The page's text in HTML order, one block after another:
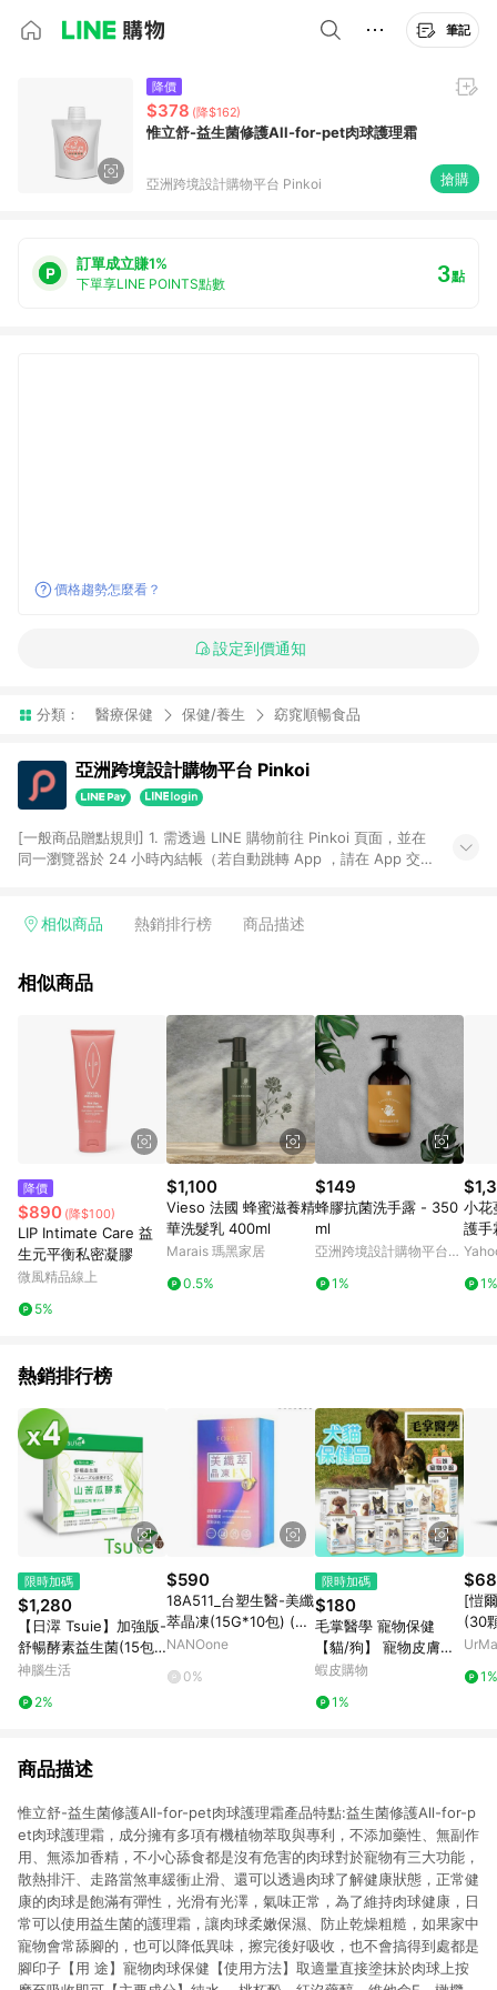
筆記
降價
$378 (降$162)
惟立舒-益生菌修護All-for-pet肉球護理霜
亞洲跨境設計購物平台 Pinkoi 搶購
訂單成立賺1%
下單享LINE POINTS點數 3點
價格趨勢怎麼看？
設定到價通知
分類： 醫療保健 保健/養生 窈窕順暢食品
亞洲跨境設計購物平台 Pinkoi
[一般商品贈點規則] 1. 需透過 LINE 購物前往 Pinkoi 頁面，並在
同一瀏覽器於 24 小時內結帳（若自動跳轉 App ，請在 App 交
回饋訂單不得享有 Pinkoi 站方優惠，例如首購優惠，P coins，
行為，不具贈點資格，部分退款不在此限。 6. APP 請更新至
貨後 45 天後發送。 8. 群眾募資商品，禮物卡，開館保證金，補
運費，攤位費等不具贈點資格。 9. LINE 購物站上之商品規格、
顏色、價位、贈品如與 Pinkoi 商品資訊頁及購物車不符，以
Pinkoi 購物商品資訊頁及購物車標示為準。 10. 點數紅包使用規
則請以點數紅包活動說明為準。 11. 若於 LINE 購物前往 Pinkoi
頁面後才首次下載 Pinkoi APP 並完成訂單，不符合導購資格；承
上，首次下載 Pinkoi APP 後，需透過 LINE 購物前往 Pinkoi 頁
相似商品 熱銷排行榜 商品描述
相似商品
降價
$890 (降$100)
LIP Intimate Care 益
生元平衡私密凝膠
微風精品線上
5%
$1,100
Vieso 法國 蜂蜜滋養精
華洗髮乳 400ml
Marais 瑪黑家居
0.5%
$149
蜂膠抗菌洗手露 - 350
ml
亞洲跨境設計購物平台
1%
小花
護手
1%
熱銷排行榜
限時加碼
$1,280
【日濢 Tsuie】加強版-
舒暢酵素益生菌(15包/
盒)x4 幫助排便順暢 山
菌株
神腦生活
2%
$590
18A511_台塑生醫-美纖
萃晶凍(15G*10包) (直
播介紹片段2:10:00~2:
NANOone
0%
限時加碼
$180
毛掌醫學 寵物保健
【貓/狗】 寵物皮膚敏
感 腸胃益生菌 寵物氣
心臟保養 魚油
蝦皮購物
1%
[愷
(30
組
1%
商品描述
惟立舒-益生菌修護All-for-pet肉球護理霜產品特點:益生菌修護All-for-p
et肉球護理霜，成分擁有多項有機植物萃取與專利，不添加藥性、無副作
用、無添加香精，不小心舔食都是沒有危害的肉球對於寵物有三大功能，
散熱排汗、走路當煞車緩衝止滑、還可以透過肉球了解健康狀態，正常健
康的肉球是飽滿有彈性，光滑有光澤，氣味正常，為了維持肉球健康，日
常可以使用益生菌的護理霜，讓肉球柔嫩保濕、防止乾燥粗糙，如果家中
寵物會常舔腳的，也可以降低異味，擦完後好吸收，也不會搞得到處都是
腳印子【用 途】寵物肉球保健【使用方法】取適量直接塗抹於肉球上按